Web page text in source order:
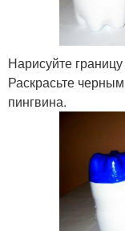
Нарисуйте
Раскрасьте
пингвина.